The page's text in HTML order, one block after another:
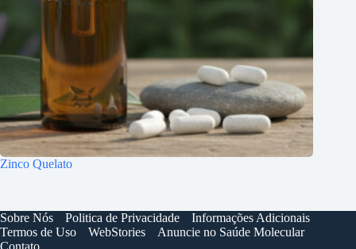
Zinco Quelato
Sobre Nós Politica de Privacidade
Informações Adicionais
Termos de Uso
WebStories
Anuncie no Saúde Molecular
Contato